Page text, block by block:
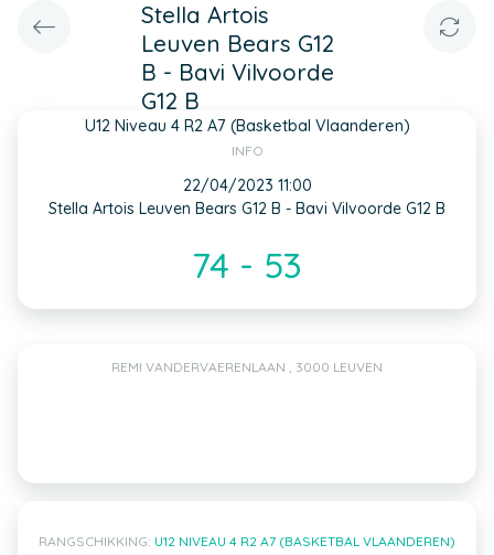
Stella Artois
Leuven Bears G12
B - Bavi Vilvoorde
G12 B
U12 Niveau 4 R2 A7 (Basketbal Vlaanderen)
INFO
22/04/2023 11:00
Stella Artois Leuven Bears G12 B - Bavi Vilvoorde G12 B
74 - 53
REMI VANDERVAERENLAAN , 3000 LEUVEN
RANGSCHIKKING: U12 NIVEAU 4 R2 A7 (BASKETBAL VLAANDEREN)